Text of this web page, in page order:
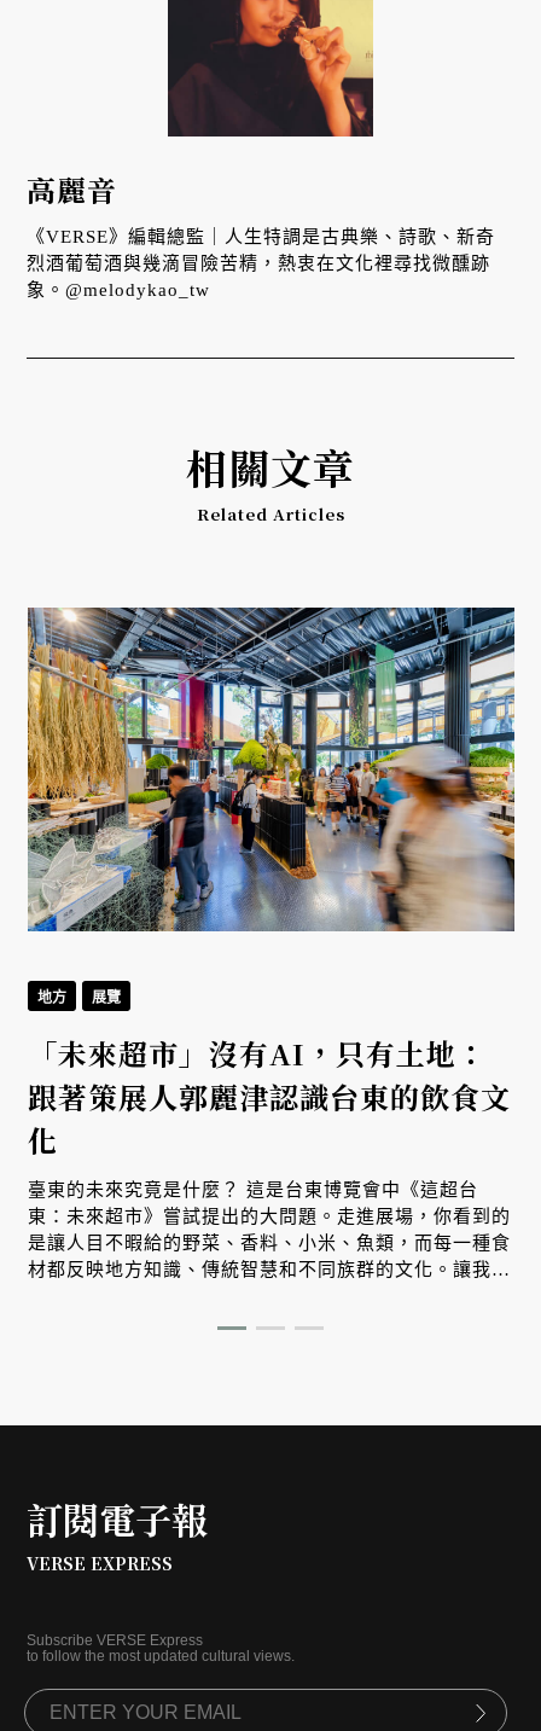
高麗音
《VERSE》編輯總監｜人生特調是古典樂、詩歌、新奇
烈酒葡萄酒與幾滴冒險苦精，熱衷在文化裡尋找微醺跡
象。@melodykao_tw
相關文章
Related Articles
地方 展覽
「未來超市」沒有AI，只有土地：
跟著策展人郭麗津認識台東的飲食文
化
臺東的未來究竟是什麼？ 這是台東博覽會中《這超台
東：未來超市》嘗試提出的大問題。走進展場，你看到的
是讓人目不暇給的野菜、香料、小米、魚類，而每一種食
材都反映地方知識、傳統智慧和不同族群的文化。讓我們
訂閱電子報
VERSE EXPRESS
Subscribe VERSE Express
to follow the most updated cultural views.